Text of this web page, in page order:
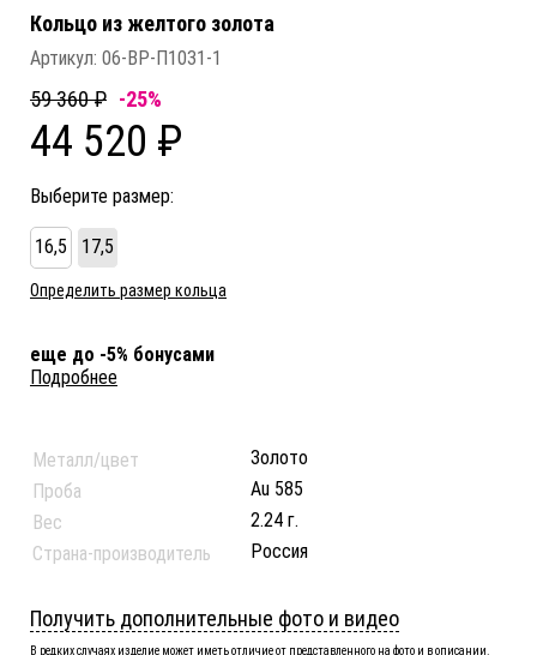
Кольцо из желтого золота
Артикул: 06-ВР-П1031-1
59 360 ₽ -25%
44 520 ₽
Выберите размер:
16,5 17,5
Определить размер кольца
еще до -5% бонусами
Подробнее
Металл/цвет
Золото
Проба
Au 585
Вес
2.24 г.
Страна-производитель
Россия
Получить дополнительные фото и видео
В редких случаях изделие может иметь отличие от представленного на фото и в описании.